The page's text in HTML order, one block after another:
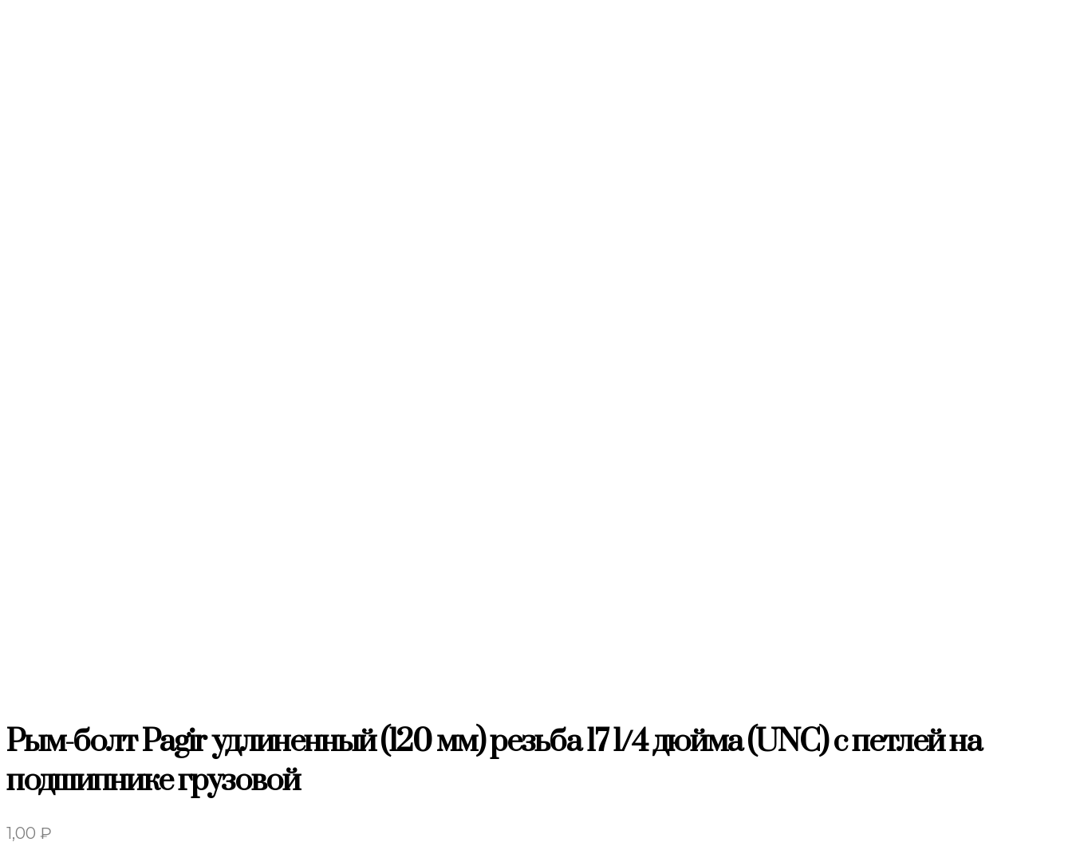
Рым-болт Pagir удлиненный (120 мм) резьба 17 1/4 дюйма (UNC) с петлей на
подшипнике грузовой
1,00 ₽